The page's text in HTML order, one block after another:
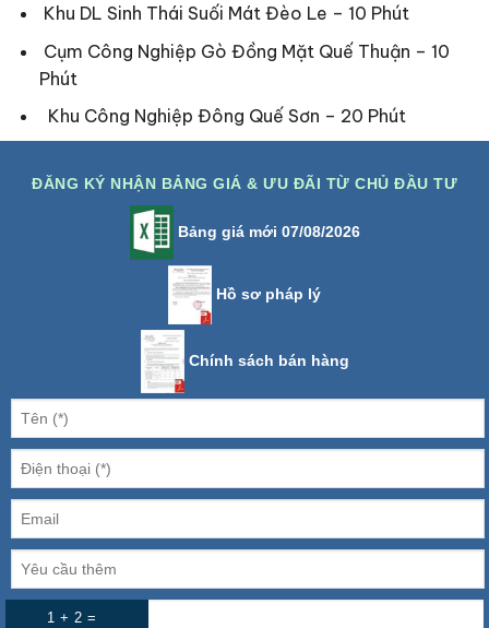
Khu DL Sinh Thái Suối Mát Đèo Le – 10 Phút
Cụm Công Nghiệp Gò Đồng Mặt Quế Thuận – 10
Phút
Khu Công Nghiệp Đông Quế Sơn – 20 Phút
ĐĂNG KÝ NHẬN BẢNG GIÁ & ƯU ĐÃI TỪ CHỦ ĐẦU TƯ
Bảng giá mới 07/08/2026
Hồ sơ pháp lý
Chính sách bán hàng
1 + 2 =